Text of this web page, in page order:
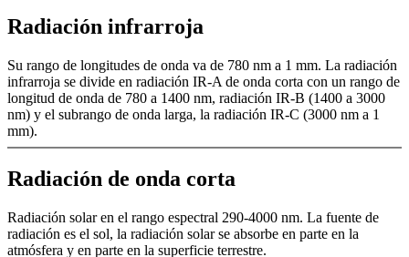
Radiación infrarroja
Su rango de longitudes de onda va de 780 nm a 1 mm. La radiación
infrarroja se divide en radiación IR-A de onda corta con un rango de
longitud de onda de 780 a 1400 nm, radiación IR-B (1400 a 3000
nm) y el subrango de onda larga, la radiación IR-C (3000 nm a 1
mm).
Radiación de onda corta
Radiación solar en el rango espectral 290-4000 nm. La fuente de
radiación es el sol, la radiación solar se absorbe en parte en la
atmósfera y en parte en la superficie terrestre.